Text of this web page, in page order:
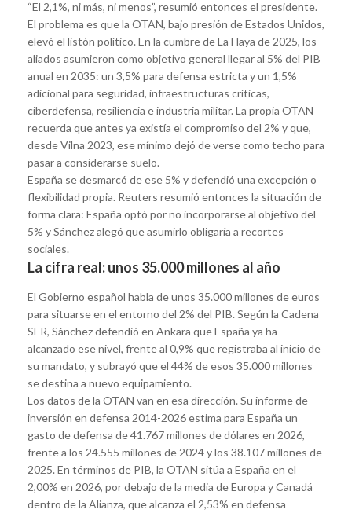
“El 2,1%, ni más, ni menos”, resumió entonces el presidente.
El problema es que la OTAN, bajo presión de Estados Unidos,
elevó el listón político. En la cumbre de La Haya de 2025, los
aliados asumieron como objetivo general llegar al 5% del PIB
anual en 2035: un 3,5% para defensa estricta y un 1,5%
adicional para seguridad, infraestructuras críticas,
ciberdefensa, resiliencia e industria militar. La propia OTAN
recuerda que antes ya existía el compromiso del 2% y que,
desde Vilna 2023, ese mínimo dejó de verse como techo para
pasar a considerarse suelo.
España se desmarcó de ese 5% y defendió una excepción o
flexibilidad propia. Reuters resumió entonces la situación de
forma clara: España optó por no incorporarse al objetivo del
5% y Sánchez alegó que asumirlo obligaría a recortes
sociales.
La cifra real: unos 35.000 millones al año
El Gobierno español habla de unos 35.000 millones de euros
para situarse en el entorno del 2% del PIB. Según la Cadena
SER, Sánchez defendió en Ankara que España ya ha
alcanzado ese nivel, frente al 0,9% que registraba al inicio de
su mandato, y subrayó que el 44% de esos 35.000 millones
se destina a nuevo equipamiento.
Los datos de la OTAN van en esa dirección. Su informe de
inversión en defensa 2014-2026 estima para España un
gasto de defensa de 41.767 millones de dólares en 2026,
frente a los 24.555 millones de 2024 y los 38.107 millones de
2025. En términos de PIB, la OTAN sitúa a España en el
2,00% en 2026, por debajo de la media de Europa y Canadá
dentro de la Alianza, que alcanza el 2,53% en defensa